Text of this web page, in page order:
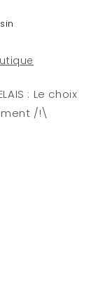
: Le choix
/!\